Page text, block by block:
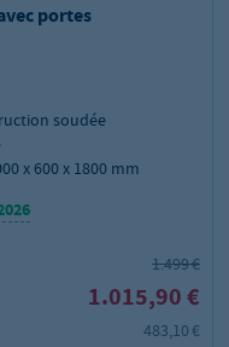
portes
soudée
x 600 x 1800 mm
1.499 €
1.015,90 €
483,10 €